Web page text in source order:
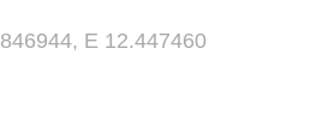
E 12.447460